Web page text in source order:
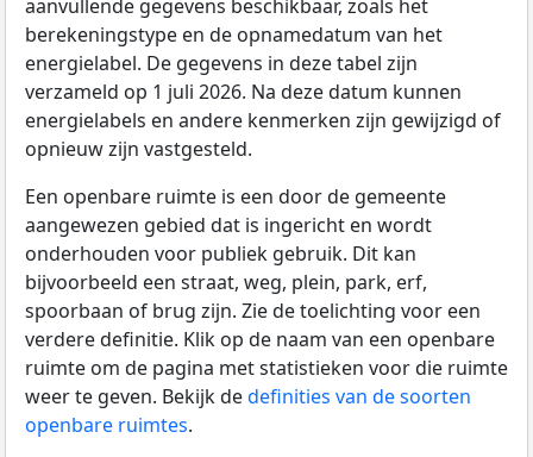
aanvullende gegevens beschikbaar, zoals het
berekeningstype en de opnamedatum van het
energielabel. De gegevens in deze tabel zijn
verzameld op 1 juli 2026. Na deze datum kunnen
energielabels en andere kenmerken zijn gewijzigd of
opnieuw zijn vastgesteld.
Een openbare ruimte is een door de gemeente
aangewezen gebied dat is ingericht en wordt
onderhouden voor publiek gebruik. Dit kan
bijvoorbeeld een straat, weg, plein, park, erf,
spoorbaan of brug zijn. Zie de toelichting voor een
verdere definitie. Klik op de naam van een openbare
ruimte om de pagina met statistieken voor die ruimte
weer te geven. Bekijk dedefinities van de soorten
openbare ruimtes.